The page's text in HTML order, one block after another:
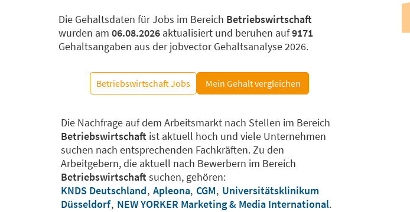
Die Gehaltsdaten für Jobs im Bereich Betriebswirtschaft
wurden am 06.08.2026 aktualisiert und beruhen auf9171
Gehaltsangaben aus der jobvector Gehaltsanalyse 2026.
Betriebswirtschaft Jobs Mein Gehalt vergleichen
Die Nachfrage auf dem Arbeitsmarkt nach Stellen im Bereich
Betriebswirtschaft ist aktuell hoch und viele Unternehmen
suchen nach entsprechenden Fachkräften. Zu den
Arbeitgebern, die aktuell nach Bewerbern im Bereich
Betriebswirtschaftsuchen, gehören:
KNDS Deutschland, Apleona, CGM, Universitätsklinikum
Düsseldorf, NEW YORKER Marketing & Media International.